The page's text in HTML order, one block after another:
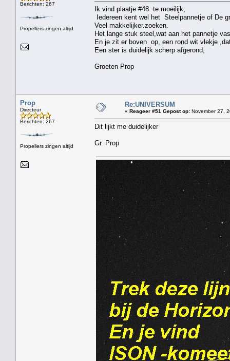
Berichten: 267
Propellers zingen altijd
Ik vind plaatje #48 te moeilijk;
Iedereen kent wel het Steelpannetje of De
Veel makkelijker.zoeken.
Het lange stuk steel,wat aan het pannetje
En je zit er boven op, een rond wit vlekje
Een ster is duidelijk scherp afgerond,
Groeten Prop
Prop
Directeur
Berichten: 267
Propellers zingen altijd
Re:UNIVERSUM
« Reageer #51 Gepost op: November 27,
Dit lijkt me duidelijker
Gr. Prop